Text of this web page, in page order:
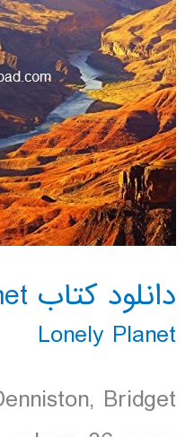
دانلود کتاب lonely planet پارک ملی گرند کنیون 2016
Lonely Planet
Bridget